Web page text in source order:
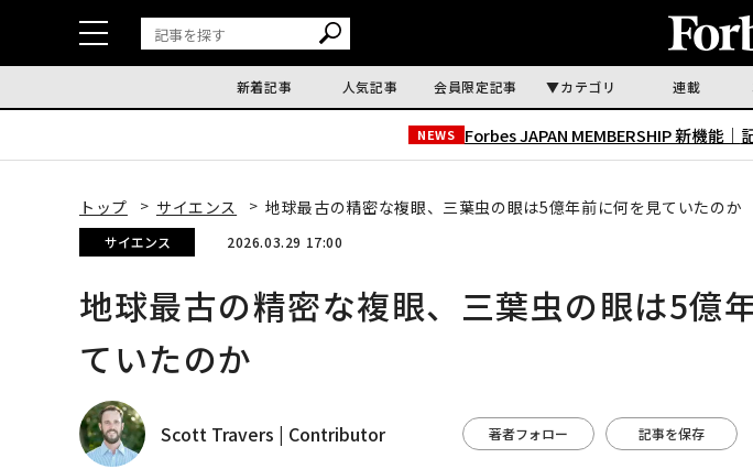
新着記事 人気記事 会員限定記事 カテゴリ 連載
NEWS Forbes JAPAN MEMBERSHIP 新機能｜
トップ サイエンス 地球最古の精密な複眼、三葉虫の眼は5億年前に何を見ていたのか
サイエンス 2026.03.29 17:00
地球最古の精密な複眼、三葉虫の眼は5億
ていたのか
Scott Travers | Contributor 著者フォロー 記事を保存